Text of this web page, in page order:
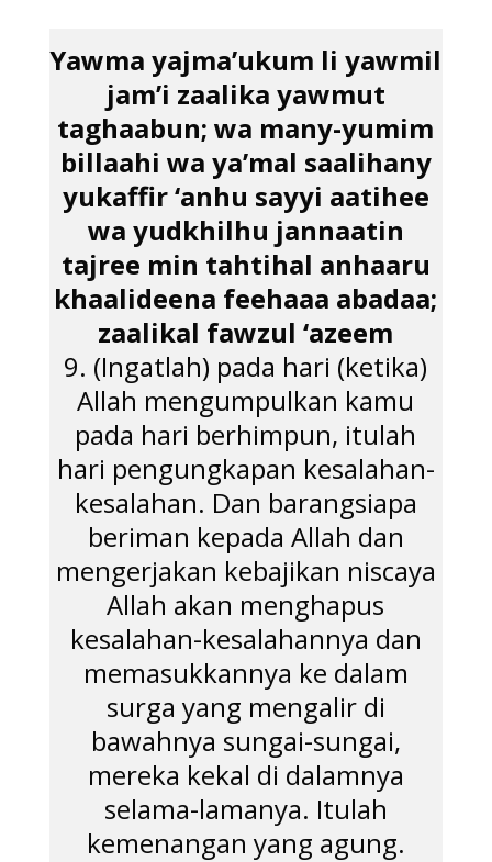
Yawma yajma’ukum li yawmil
jam’i zaalika yawmut
taghaabun; wa many-yumim
billaahi wa ya’mal saalihany
yukaffir ‘anhu sayyi aatihee
wa yudkhilhu jannaatin
tajree min tahtihal anhaaru
khaalideena feehaaa abadaa;
zaalikal fawzul ‘azeem
9. (Ingatlah) pada hari (ketika)
Allah mengumpulkan kamu
pada hari berhimpun, itulah
hari pengungkapan kesalahan-
kesalahan. Dan barangsiapa
beriman kepada Allah dan
mengerjakan kebajikan niscaya
Allah akan menghapus
kesalahan-kesalahannya dan
memasukkannya ke dalam
surga yang mengalir di
bawahnya sungai-sungai,
mereka kekal di dalamnya
selama-lamanya. Itulah
kemenangan yang agung.